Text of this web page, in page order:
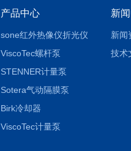
产品中心
sone红外热像仪折光仪
ViscoTec螺杆泵
STENNER计量泵
Sotera气动隔膜泵
Birk冷却器
ViscoTec计量泵
新
新闻
技术